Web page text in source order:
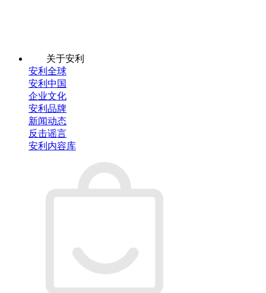
关于安利
安利全球
安利中国
企业文化
安利品牌
新闻动态
反击谣言
安利内容库